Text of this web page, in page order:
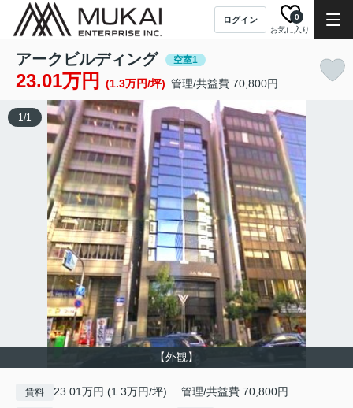
ログイン
お気に入り
0
アークビルディング 空室1
23.01万円 (1.3万円/坪) 管理/共益費 70,800円
【外観】
1/1
賃料 23.01万円 (1.3万円/坪) 管理/共益費 70,800円